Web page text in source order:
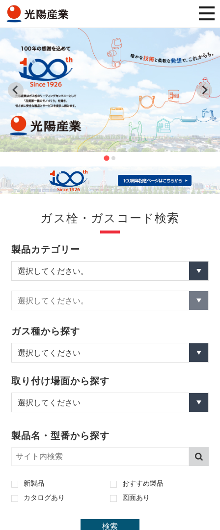
ガス栓・ガスコード検索
製品カテゴリー
ガス種から探す
取り付け場面から探す
製品名・型番から探す
新製品
おすすめ製品
カタログあり
図面あり